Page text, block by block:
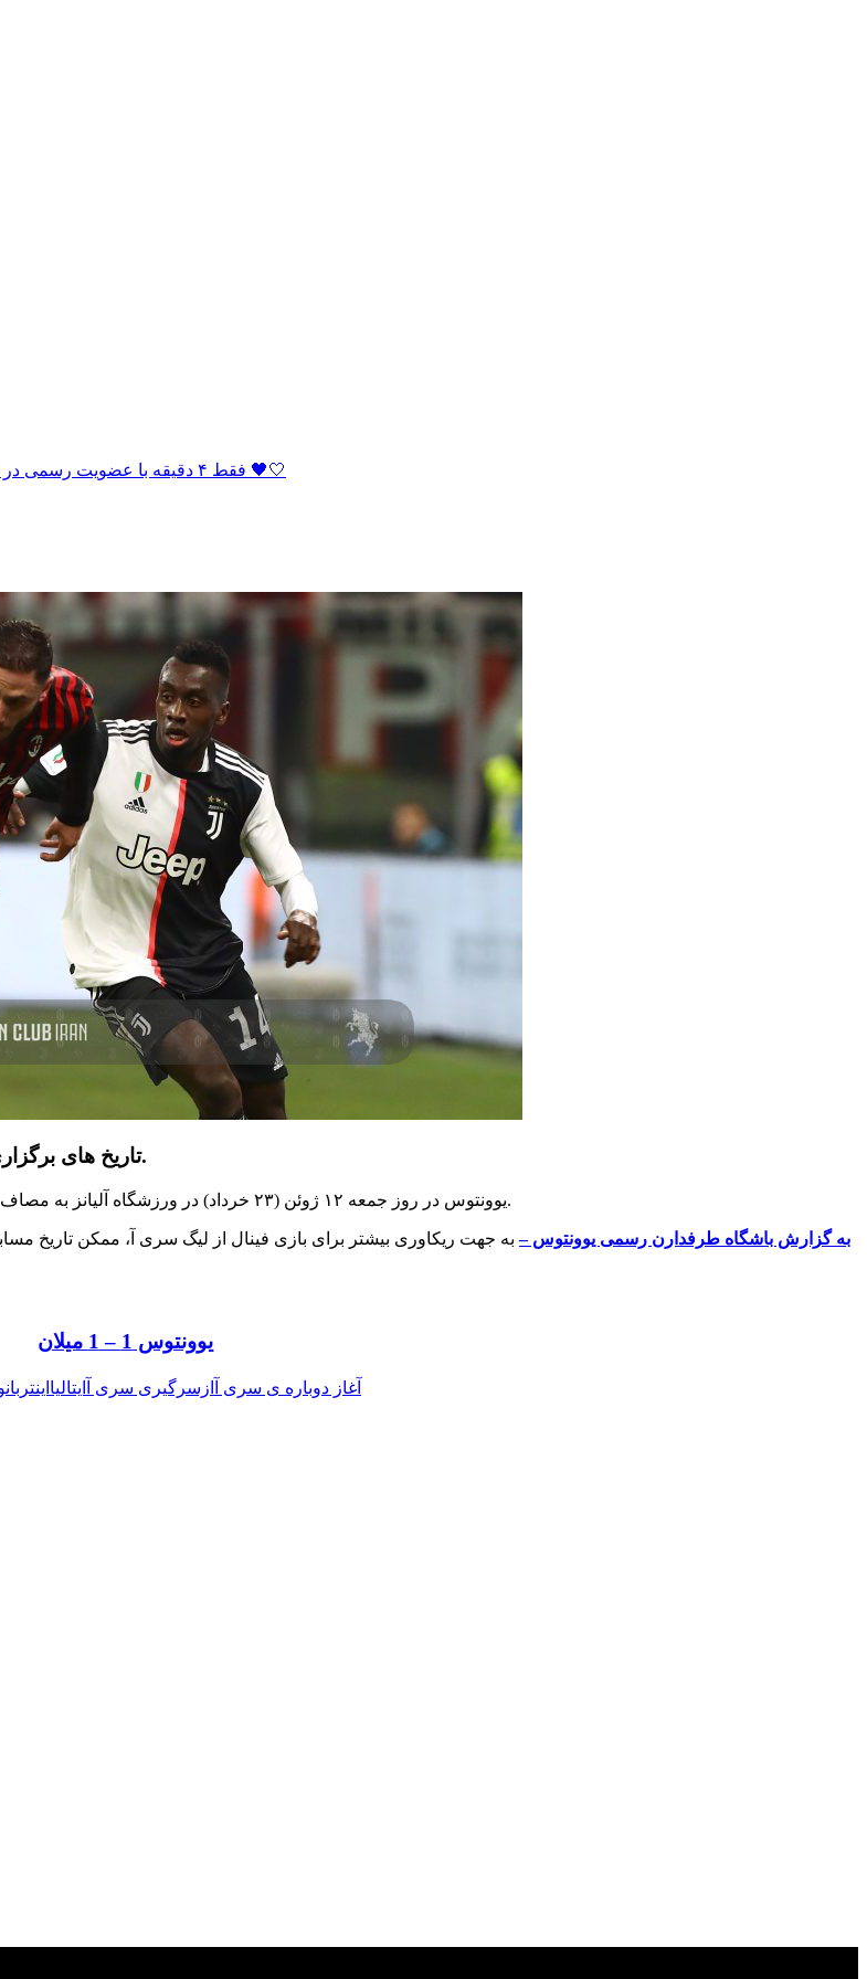
🏆 فقط ۴ دقیقه با عضویت رسمی در باشگاه یوونتوس فاصله دارید! به خانواده بیانکونری بپیوندید و بخشی از افتخار باشید 🖤🤍
تاریخ های برگزاری جام حذفی ایتالیا توسط وینچنزو اسپادافورا وزیر ورزش ایتالیا تایید شد.
یوونتوس در روز جمعه ۱۲ ژوئن (۲۳ خرداد) در ورزشگاه آلیانز به مصاف میلان می رود. همچنین فینال مسابقات در تاریخ ۱۷ ژوئن (۲۸ خرداد) برگزار خواهد شد.
به گزارش باشگاه طرفدارن رسمی یوونتوس –به جهت ریکاوری بیشتر برای بازی فینال از لیگ سری آ، ممکن تاریخ
یوونتوس 1 – 1 میلان
آغاز دوباره ی سری آ ازسرگیری سری آ ایتالیا اینتر